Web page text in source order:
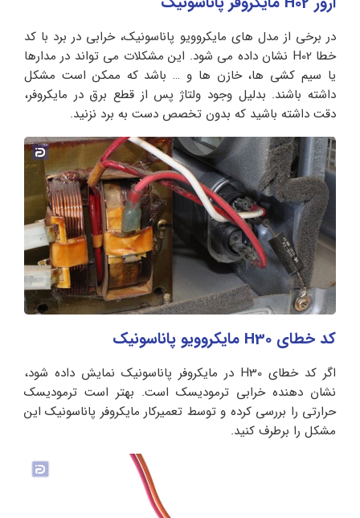
در برخی از مدل های مایکروویو پاناسونیک، خرابی در برد با کد
خطا H02 نشان داده می شود. این مشکلات می تواند در مدارها
یا سیم کشی ها، خازن ها و … باشد که ممکن است مشکل
داشته باشند. بدلیل وجود ولتاژ پس از قطع برق در مایکروفر،
دقت داشته باشید که بدون تخصص دست به برد نزنید.
کد خطای H30 مایکروویو پاناسونیک
اگر کد خطای H30 در مایکروفر پاناسونیک نمایش داده شود،
نشان دهنده خرابی ترمودیسک است. بهتر است ترمودیسک
حرارتی را بررسی کرده و توسط تعمیرکار مایکروفر پاناسونیک این
مشکل را برطرف کنید.